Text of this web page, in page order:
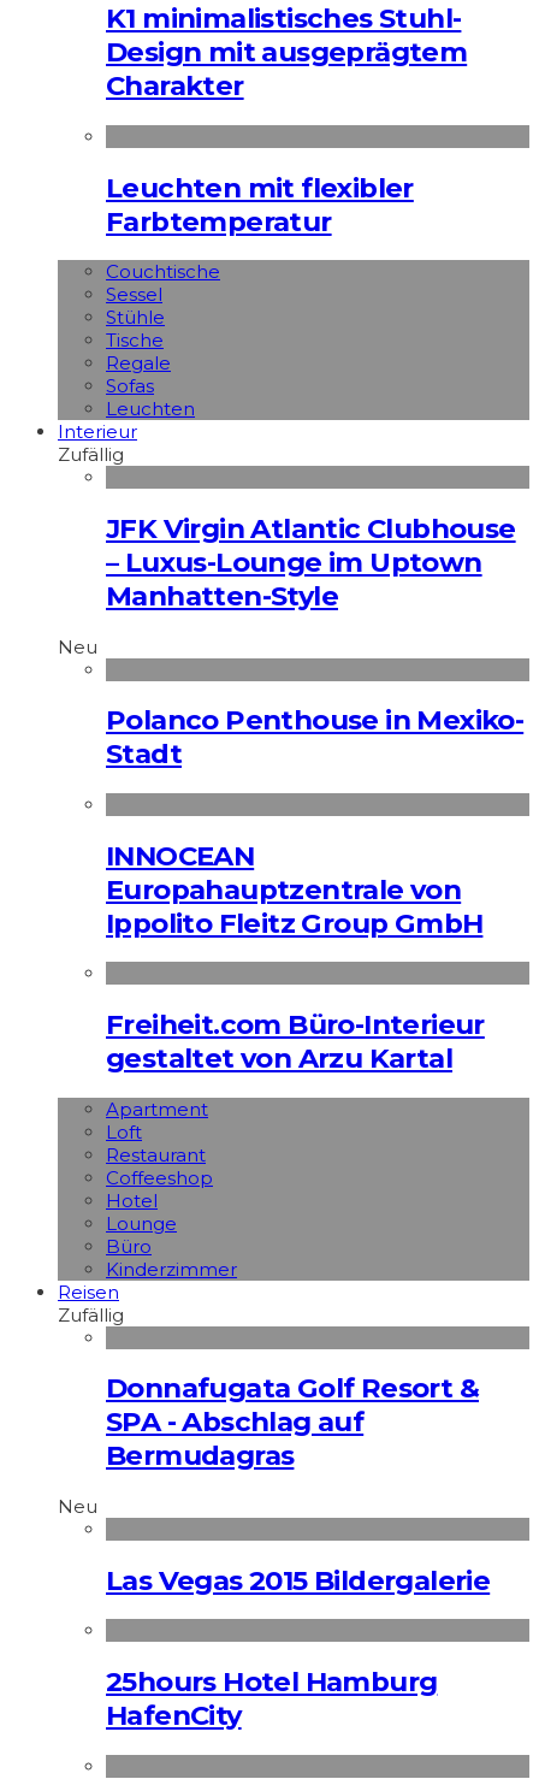
K1 minimalistisches Stuhl-
Design mit ausgeprägtem
Charakter
Leuchten mit flexibler
Farbtemperatur
Couchtische
Sessel
Stühle
Tische
Regale
Sofas
Leuchten
Interieur
Zufällig
JFK Virgin Atlantic Clubhouse
– Luxus-Lounge im Uptown
Manhatten-Style
Neu
Polanco Penthouse in Mexiko-
Stadt
INNOCEAN
Europahauptzentrale von
Ippolito Fleitz Group GmbH
Freiheit.com Büro-Interieur
gestaltet von Arzu Kartal
Apart­ment
Loft
Restaurant
Coffeeshop
Hotel
Lounge
Büro
Kinderzimmer
Reisen
Zufällig
Donnafugata Golf Resort &
SPA - Abschlag auf
Bermudagras
Neu
Las Vegas 2015 Bildergalerie
25hours Hotel Hamburg
HafenCity